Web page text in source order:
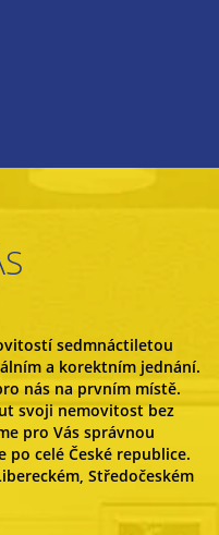
sedmnáctiletou
a korektním jednání.
nás na prvním místě.
svoji nemovitost bez
pro Vás správnou
celé České republice.
Středočeském